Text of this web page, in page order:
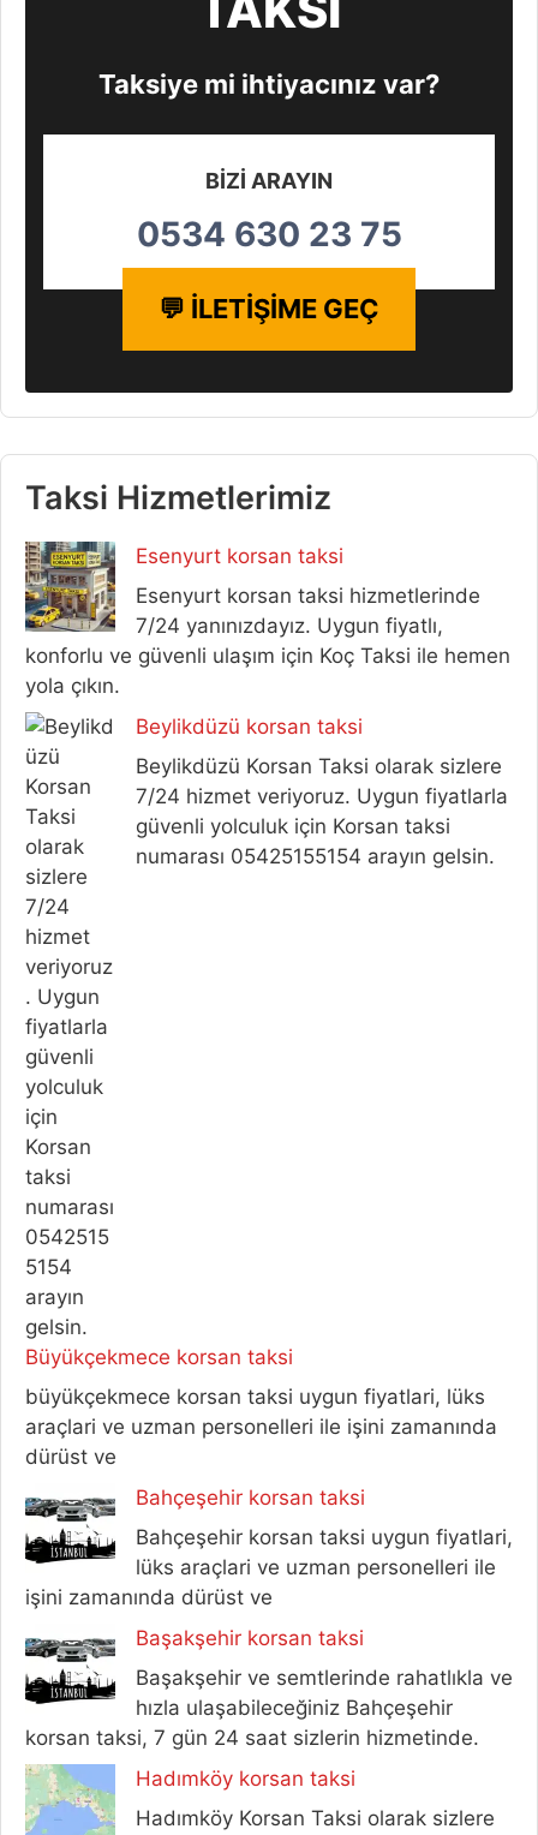
Taksiye mi ihtiyacınız var?
BİZİ ARAYIN
0534 630 23 75
💬 İLETİŞİME GEÇ
Taksi Hizmetlerimiz
Esenyurt korsan taksi
Esenyurt korsan taksi hizmetlerinde
7/24 yanınızdayız. Uygun fiyatlı,
konforlu ve güvenli ulaşım için Koç Taksi ile hemen
yola çıkın.
Beylikdüzü korsan taksi
Beylikdüzü Korsan Taksi olarak sizlere
7/24 hizmet veriyoruz. Uygun fiyatlarla
güvenli yolculuk için Korsan taksi
numarası 05425155154 arayın gelsin.
Büyükçekmece korsan taksi
büyükçekmece korsan taksi uygun fiyatlari, lüks
araçlari ve uzman personelleri ile işini zamanında
dürüst ve
Bahçeşehir korsan taksi
Bahçeşehir korsan taksi uygun fiyatlari,
lüks araçlari ve uzman personelleri ile
işini zamanında dürüst ve
Başakşehir korsan taksi
Başakşehir ve semtlerinde rahatlıkla ve
hızla ulaşabileceğiniz Bahçeşehir
korsan taksi, 7 gün 24 saat sizlerin hizmetinde.
Hadımköy korsan taksi
Hadımköy Korsan Taksi olarak sizlere